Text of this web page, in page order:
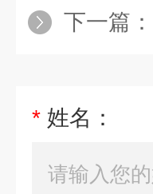
下一篇：
* 姓名：